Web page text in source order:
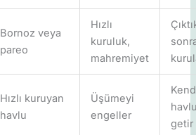
Bornoz veya
pareo
Hızlı
kuruluk,
mahremiyet
Hızlı kuruyan
havlu
Üşümeyi
engeller
getir